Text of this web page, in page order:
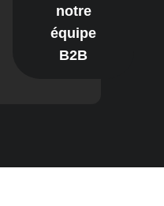
notre
équipe
B2B